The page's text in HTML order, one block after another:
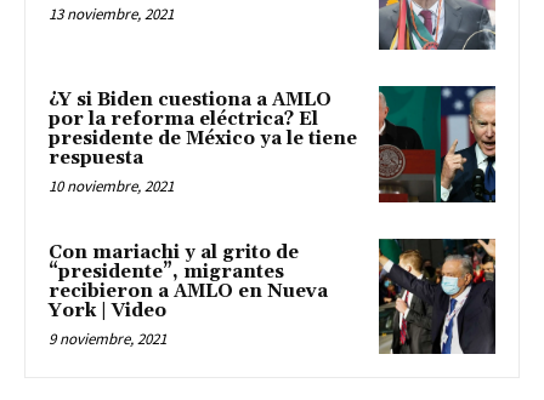
13 noviembre, 2021
¿Y si Biden cuestiona a AMLO
por la reforma eléctrica? El
presidente de México ya le tiene
respuesta
10 noviembre, 2021
Con mariachi y al grito de
“presidente”, migrantes
recibieron a AMLO en Nueva
York | Video
9 noviembre, 2021